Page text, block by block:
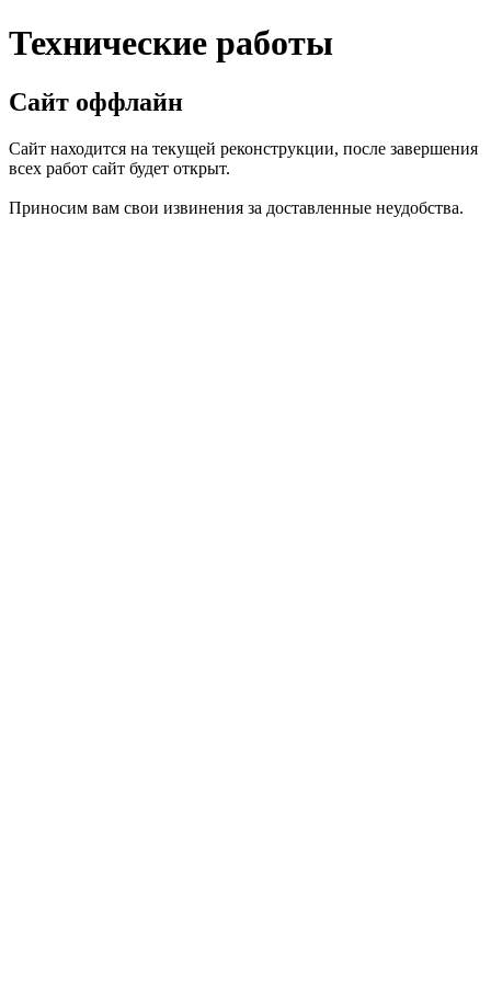
Технические работы
Сайт оффлайн
Сайт находится на текущей реконструкции, после завершения
всех работ сайт будет открыт.
Приносим вам свои извинения за доставленные неудобства.